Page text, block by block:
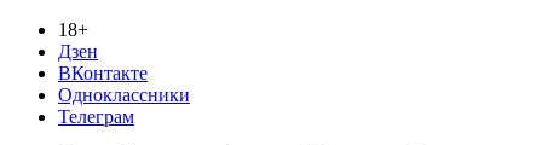
18+
Дзен
ВКонтакте
Одноклассники
Телеграм